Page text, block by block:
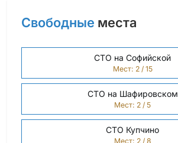
Свободные места
СТО на Софийской
Мест: 2 / 15
СТО на Шафировском
Мест: 2 / 5
СТО Купчино
Мест: 2 / 8